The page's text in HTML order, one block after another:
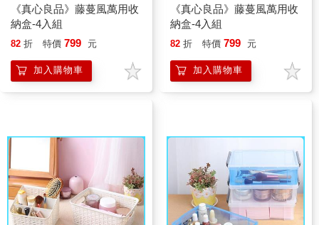
《真心良品》藤蔓風萬用收
納盒-4入組
82 折 特價 799 元
加入購物車
《真心良品》藤蔓風萬用收
納盒-4入組
82 折 特價 799 元
加入購物車